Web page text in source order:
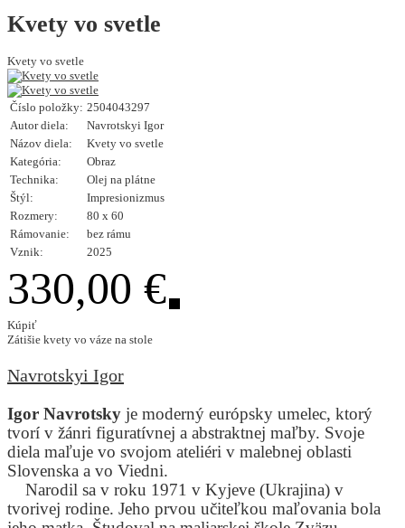
Kvety vo svetle
Kvety vo svetle
Číslo položky: 2504043297
Autor diela:
Navrotskyi Igor
Názov diela:
Kvety vo svetle
Kategória:
Obraz
Technika:
Olej na plátne
Štýl:
Impresionizmus
Rozmery:
80 x 60
Rámovanie:
bez rámu
Vznik:
2025
330,00 €
Kúpiť
Zátišie kvety vo váze na stole
Navrotskyi Igor
Igor Navrotsky je moderný európsky umelec, ktorý
tvorí v žánri figuratívnej a abstraktnej maľby. Svoje
diela maľuje vo svojom ateliéri v malebnej oblasti
Slovenska a vo Viedni.
Narodil sa v roku 1971 v Kyjeve (Ukrajina) v
tvorivej rodine. Jeho prvou učiteľkou maľovania bola